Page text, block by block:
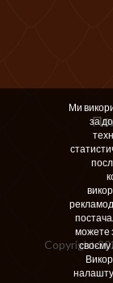
Copyright
Ми
за
можете
своєму